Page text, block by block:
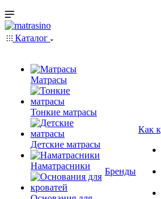
Каталог
Матрасы
Тонкие матрасы
Детские матрасы
Наматрасники
Бренды
Как